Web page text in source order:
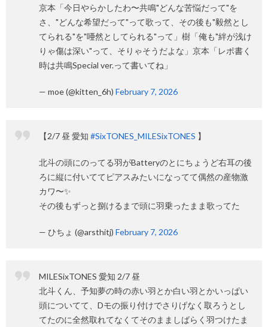
京本「今日やらかしたわ〜共鳴"どんな苦悩だって"を
さ、"どんな希望だって"って歌って、その後も"毅然とし
てられる"を"唖然としてられる"って」樹「俺も"絆が浅け
りゃ傷は深い"って、そりゃそうだよな」京本「レポ書く
時は共鳴Special ver.って書いてね」
— moe (@kitten_6h) February 7, 2026
【2/7 昼 愛知 #SixTONES_MILESixTONES 】
北斗の頭にのってる羽がBatteryのとにちょうど右耳の後
ろに縦に付いててピアスみたいになってて偶然の産物激
カワ〜✨
その後もずっと捌けるまで頭に羽乗ったまま歌ってた
— ひちょ (@arsthitj) February 7, 2026
MILESixTONES 愛知 2/7 昼
北斗くん、予知夢の時の赤い羽とか白い羽とかいっぱい
頭についてて、Dモの振り付けでさりげなく取ろうとし
てたのに全然取れてなくてそのまましばらく羽つけたま